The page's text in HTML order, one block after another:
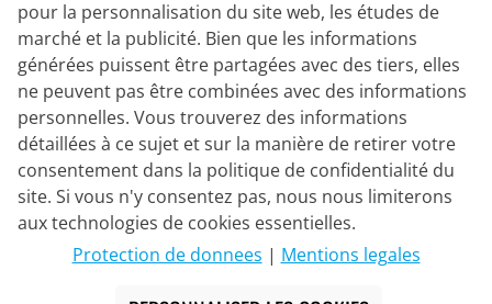
Partenaire de Livraison
pour la personnalisation du site web, les études de
marché et la publicité. Bien que les informations
générées puissent être partagées avec des tiers, elles
ne peuvent pas être combinées avec des informations
personnelles. Vous trouverez des informations
détaillées à ce sujet et sur la manière de retirer votre
consentement dans la politique de confidentialité du
site. Si vous n'y consentez pas, nous nous limiterons
aux technologies de cookies essentielles.
Protection de donnees | Mentions legales